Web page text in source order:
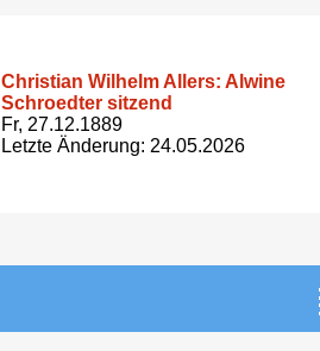
Christian Wilhelm Allers: Alwine
Schroedter sitzend
Fr, 27.12.1889
Letzte Änderung: 24.05.2026